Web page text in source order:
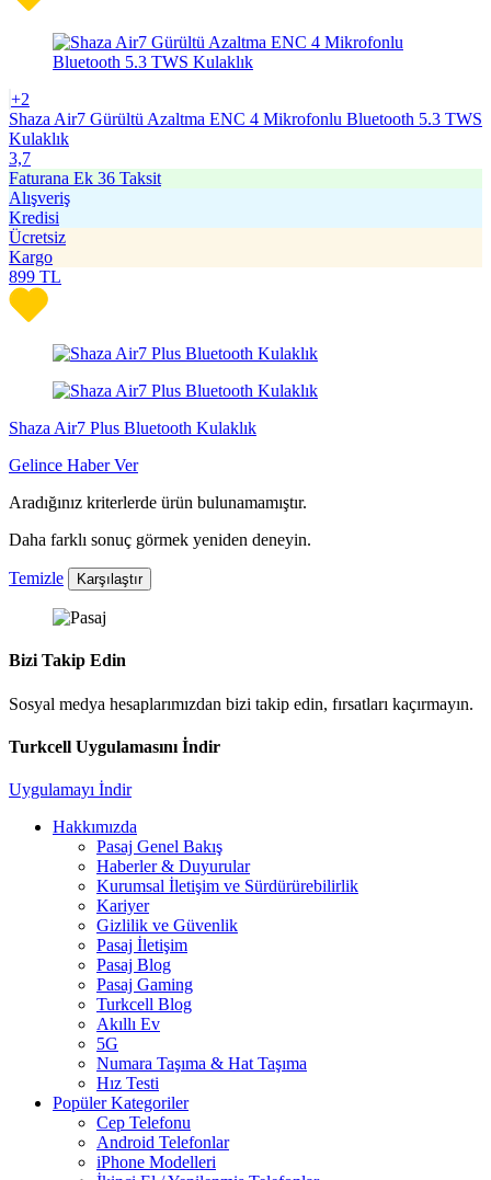
+2
Shaza Air7 Gürültü Azaltma ENC 4 Mikrofonlu Bluetooth 5.3 TWS
Kulaklık
3,7
Faturana Ek 36 Taksit
Alışveriş
Kredisi
Ücretsiz
Kargo
899 TL
Shaza Air7 Plus Bluetooth Kulaklık
Gelince Haber Ver
Aradığınız kriterlerde ürün bulunamamıştır.
Daha farklı sonuç görmek yeniden deneyin.
Temizle Karşılaştır
Bizi Takip Edin
Sosyal medya hesaplarımızdan bizi takip edin, fırsatları kaçırmayın.
Turkcell Uygulamasını İndir
Uygulamayı İndir
Hakkımızda
Pasaj Genel Bakış
Haberler & Duyurular
Kurumsal İletişim ve Sürdürürebilirlik
Kariyer
Gizlilik ve Güvenlik
Pasaj İletişim
Pasaj Blog
Pasaj Gaming
Turkcell Blog
Akıllı Ev
5G
Numara Taşıma & Hat Taşıma
Hız Testi
Popüler Kategoriler
Cep Telefonu
Android Telefonlar
iPhone Modelleri